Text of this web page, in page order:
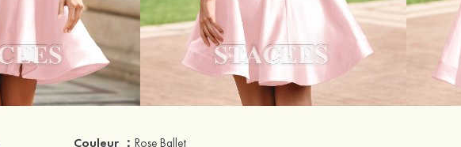
Couleur ：Rose Ballet